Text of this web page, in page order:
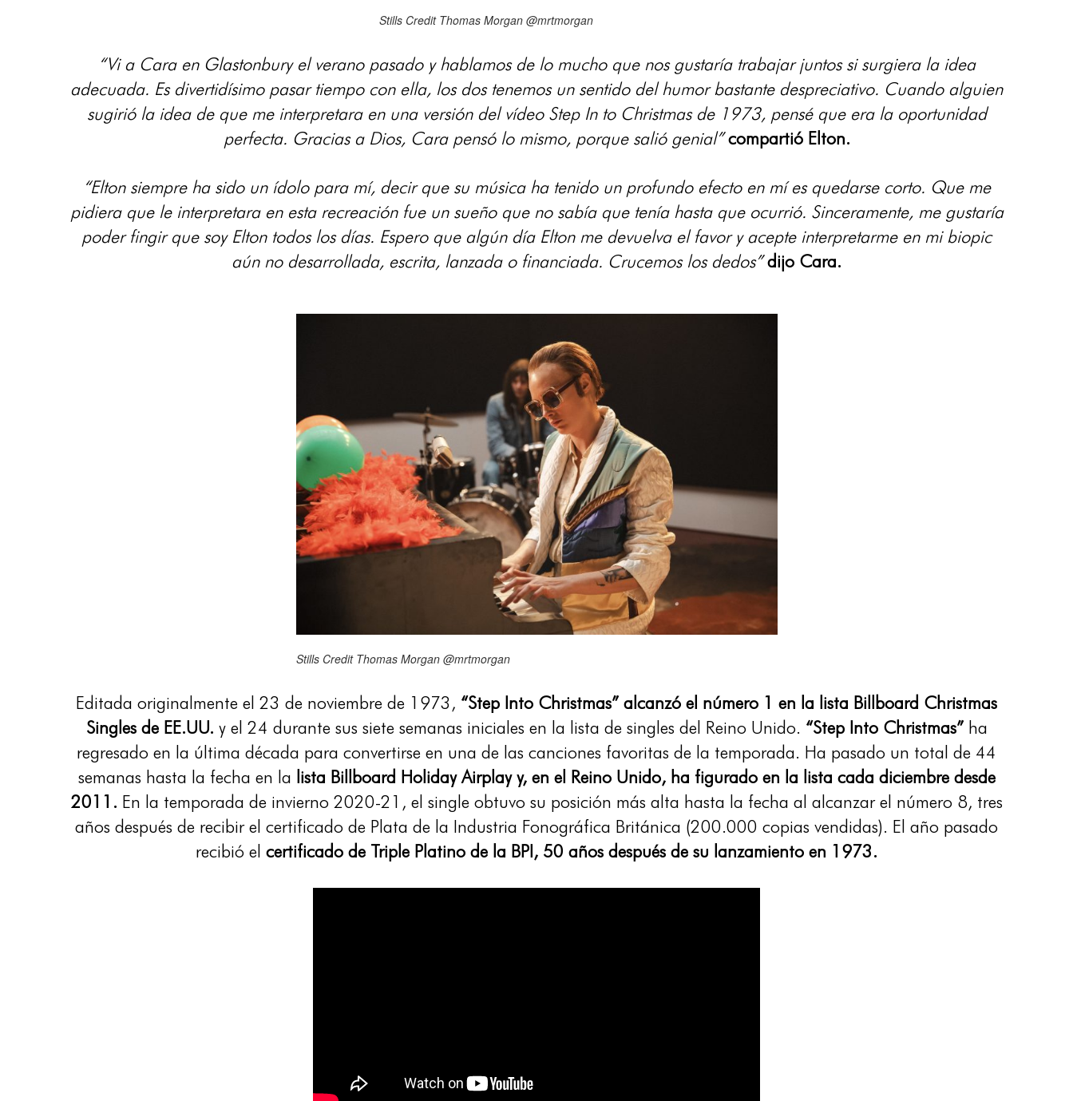
Stills Credit Thomas Morgan @mrtmorgan
“Vi a Cara en Glastonbury el verano pasado y hablamos de lo mucho que nos gustaría trabajar juntos si surgiera la idea
adecuada. Es divertidísimo pasar tiempo con ella, los dos tenemos un sentido del humor bastante despreciativo. Cuando alguien
sugirió la idea de que me interpretara en una versión del vídeo Step In to Christmas de 1973, pensé que era la oportunidad
perfecta. Gracias a Dios, Cara pensó lo mismo, porque salió genial”compartió Elton.
“Elton siempre ha sido un ídolo para mí, decir que su música ha tenido un profundo efecto en mí es quedarse corto. Que me
pidiera que le interpretara en esta recreación fue un sueño que no sabía que tenía hasta que ocurrió. Sinceramente, me gustaría
poder fingir que soy Elton todos los días. Espero que algún día Elton me devuelva el favor y acepte interpretarme en mi biopic
aún no desarrollada, escrita, lanzada o financiada. Crucemos los dedos” dijo Cara.
Stills Credit Thomas Morgan @mrtmorgan
Editada originalmente el 23 de noviembre de 1973, “Step Into Christmas” alcanzó el número 1 en la lista Billboard Christmas
Singles de EE.UU. y el 24 durante sus siete semanas iniciales en la lista de singles del Reino Unido. “Step Into Christmas” ha
regresado en la última década para convertirse en una de las canciones favoritas de la temporada. Ha pasado un total de 44
semanas hasta la fecha en la lista Billboard Holiday Airplay y, en el Reino Unido, ha figurado en la lista cada diciembre desde
2011. En la temporada de invierno 2020-21, el single obtuvo su posición más alta hasta la fecha al alcanzar el número 8, tres
años después de recibir el certificado de Plata de la Industria Fonográfica Británica (200.000 copias vendidas). El año pasado
recibió el certificado de Triple Platino de la BPI, 50 años después de su lanzamiento en 1973.